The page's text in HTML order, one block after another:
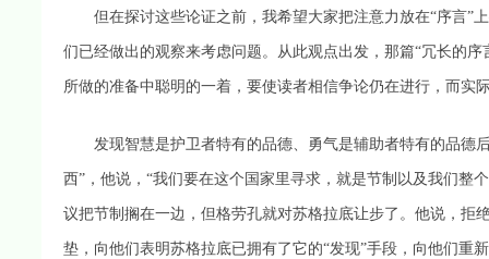
但在探讨这些论证之前，我希望大家把注意力放在“序言”
们已经做出的观察来考虑问题。从此观点出发，那篇“冗长
所做的准备中聪明的一着，要使读者相信争论仍在进行，而
发现智慧是护卫者特有的品德、勇气是辅助者特有的品德后
西”，他说，“我们要在这个国家里寻求，就是节制以及我们
议把节制搁在一边，但格劳孔就对苏格拉底让步了。他说，拒
垫，向他们表明苏格拉底已拥有了它的“发现”手段，向他们重